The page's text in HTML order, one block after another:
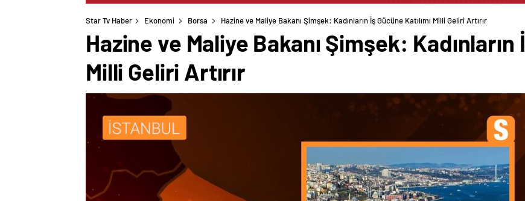
Star Tv Haber Ekonomi Borsa Hazine ve Maliye Bakanı Şimşek: Kadınların İş Gücüne Katılımı Milli Geliri Artırır
Hazine ve Maliye Bakanı Şimşek: Kadınların
Milli Geliri Artırır